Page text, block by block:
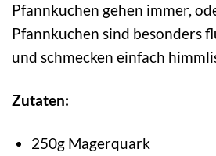
Pfannkuchen gehen immer,
Pfannkuchen sind besonders
und schmecken einfach
Zutaten:
250g Magerquark